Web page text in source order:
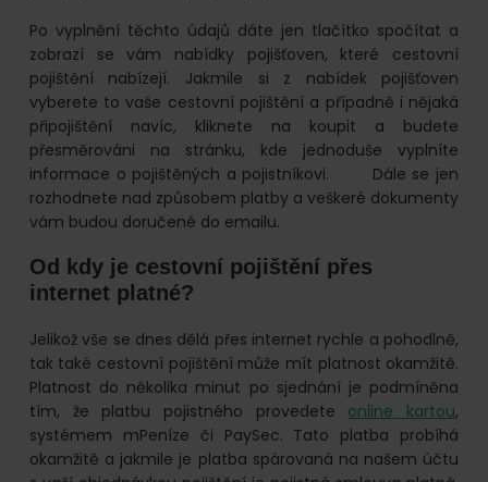
Po vyplnění těchto údajů dáte jen tlačítko spočítat a
zobrazí se vám nabídky pojišťoven, které cestovní
pojištění nabízejí. Jakmile si z nabídek pojišťoven
vyberete to vaše cestovní pojištění a případně i nějaká
připojištění navíc, kliknete na koupit a budete
přesměrováni na stránku, kde jednoduše vyplníte
informace o pojištěných a pojistníkovi. Dále se jen
rozhodnete nad způsobem platby a veškeré dokumenty
vám budou doručené do emailu.
Od kdy je cestovní pojištění přes
internet platné?
Jelikož vše se dnes dělá přes internet rychle a pohodlně,
tak také cestovní pojištění může mít platnost okamžitě.
Platnost do několika minut po sjednání je podmíněna
tím, že platbu pojistného provedete online kartou,
systémem mPeníze či PaySec. Tato platba probíhá
okamžitě a jakmile je platba spárovaná na našem účtu